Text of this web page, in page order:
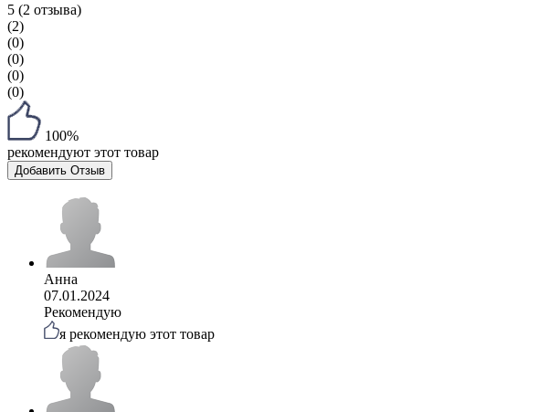
5 (2 отзыва)
(2)
(0)
(0)
(0)
(0)
100%
рекомендуют этот товар
Добавить Отзыв
Анна
07.01.2024
Рекомендую
я рекомендую этот товар